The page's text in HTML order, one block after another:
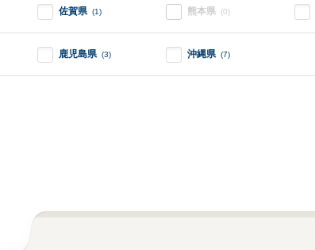
佐賀県 (1) 熊本県 (0)
鹿児島県 (3) 沖縄県 (7)